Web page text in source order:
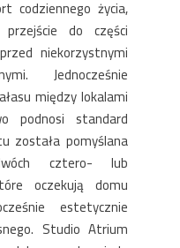
codziennego życia,
przejście do części
niekorzystnymi
Jednocześnie
między lokalami
podnosi standard
została pomyślana
cztero- lub
oczekują domu
estetycznie
Studio Atrium